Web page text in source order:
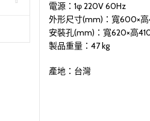
電源：1φ 220V 60Hz
外形尺寸(mm)：寬600×
安裝孔(mm)：寬620×高
製品重量：47 kg
產地：台灣